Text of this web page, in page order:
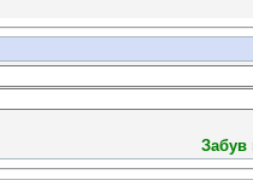
Забув